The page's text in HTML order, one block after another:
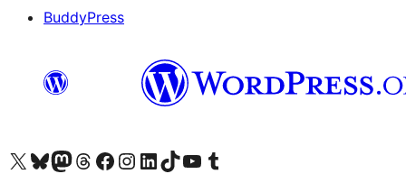
BuddyPress
Visit our X (formerly Twitter) account
Visit our Bluesky account
Επισκεφθείτε τον λογαριασμό μας στο Mastodon
Visit our Threads account
Επισκεφτείτε τη σελίδα μας στο Facebook
Επισκεφθείτε τον λογαριασμό μας Instagram
Επισκεφθείτε τον λογαριασμό μας LinkedIn
Visit our TikTok account
Visit our YouTube channel
Visit our Tumblr account